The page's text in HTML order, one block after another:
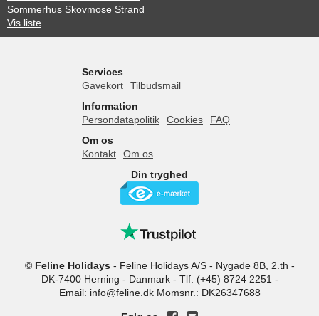
Sommerhus Skovmose Strand
Vis liste
Services
Gavekort
Tilbudsmail
Information
Persondatapolitik
Cookies
FAQ
Om os
Kontakt
Om os
Din tryghed
© Feline Holidays- Feline Holidays A/S- Nygade 8B, 2.th -
DK-7400 Herning - Danmark - Tlf: (+45) 8724 2251 -
Email: info@feline.dk Momsnr.: DK26347688